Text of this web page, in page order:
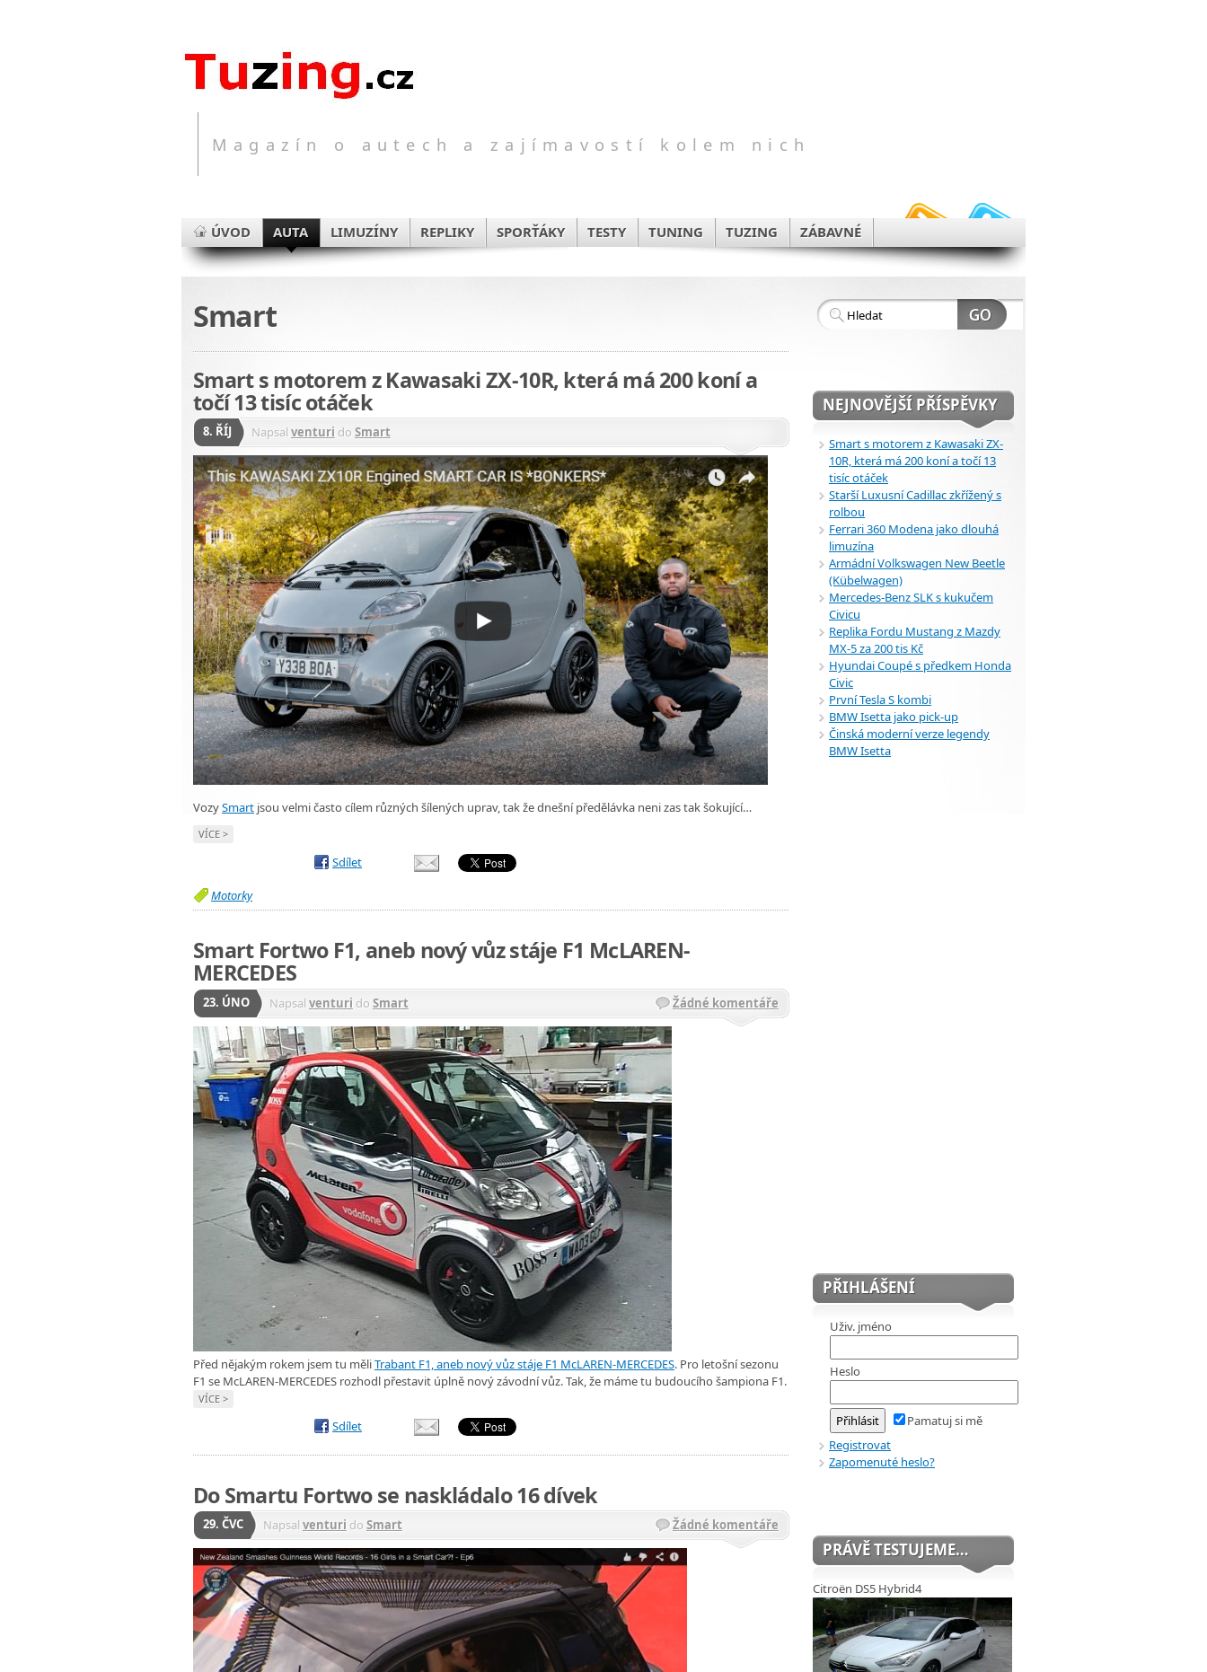
Magazín o autech a zajímavostí kolem nich
ÚVOD AUTA LIMUZÍNY REPLIKY SPORŤÁKY TESTY TUNING TUZING ZÁBAVNÉ
Smart
Smart s motorem z Kawasaki ZX-10R, která má 200 koní a
točí 13 tisíc otáček
8. ŘÍJ Napsal venturi do Smart
VozySmart jsou velmi často cílem různých šílených uprav, tak že dnešní předělávka neni zas tak šokující…
VÍCE >
Sdílet
Motorky
Smart Fortwo F1, aneb nový vůz stáje F1 McLAREN-
MERCEDES
23. ÚNO Napsal venturi do Smart Žádné komentáře
Před nějakým rokem jsem tu měliTrabant F1, aneb nový vůz stáje F1 McLAREN-MERCEDES. Pro letošní sezonu
F1 se McLAREN-MERCEDES rozhodl přestavit úplně nový závodní vůz. Tak, že máme tu budoucího šampiona F1.
VÍCE >
Sdílet
Do Smartu Fortwo se naskládalo 16 dívek
29. ČVC Napsal venturi do Smart Žádné komentáře
NEJNOVĚJŠÍ PŘÍSPĚVKY
Smart s motorem z Kawasaki ZX-
10R, která má 200 koní a točí 13
tisíc otáček
Starší Luxusní Cadillac zkřížený s
rolbou
Ferrari 360 Modena jako dlouhá
limuzína
Armádní Volkswagen New Beetle
(Kübelwagen)
Mercedes-Benz SLK s kukučem
Civicu
Replika Fordu Mustang z Mazdy
MX-5 za 200 tis Kč
Hyundai Coupé s předkem Honda
Civic
První Tesla S kombi
BMW Isetta jako pick-up
Činská moderní verze legendy
BMW Isetta
PŘIHLÁŠENÍ
Uživ. jméno
Heslo
Pamatuj si mě
Registrovat
Zapomenuté heslo?
PRÁVĚ TESTUJEME…
Citroën DS5 Hybrid4